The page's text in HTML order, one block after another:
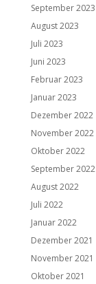
September 2023
August 2023
Juli 2023
Juni 2023
Februar 2023
Januar 2023
Dezember 2022
November 2022
Oktober 2022
September 2022
August 2022
Juli 2022
Januar 2022
Dezember 2021
November 2021
Oktober 2021